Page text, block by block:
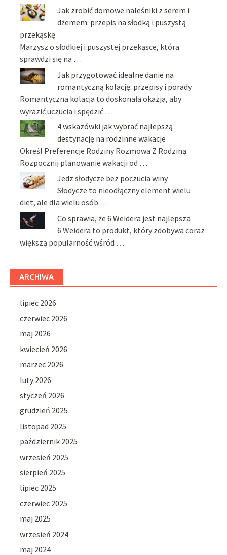
Jak zrobić domowe naleśniki z serem i
dżemem: przepis na słodką i puszystą
przekąskę
Marzysz o słodkiej i puszystej przekąsce, która
sprawdzi się na …
Jak przygotować idealne danie na
romantyczną kolację: przepisy i porady
Romantyczna kolacja to doskonała okazja, aby
wyrazić uczucia i spędzić …
4 wskazówki jak wybrać najlepszą
destynację na rodzinne wakacje
Określ Preferencje Rodziny Rozmowa Z Rodziną:
Rozpocznij planowanie wakacji od …
Jedz słodycze bez poczucia winy
Słodycze to nieodłączny element wielu
diet, ale dla wielu osób …
Co sprawia, że 6 Weidera jest najlepsza
6 Weidera to produkt, który zdobywa coraz
większą popularność wśród …
ARCHIWA
lipiec 2026
czerwiec 2026
maj 2026
kwiecień 2026
marzec 2026
luty 2026
styczeń 2026
grudzień 2025
listopad 2025
październik 2025
wrzesień 2025
sierpień 2025
lipiec 2025
czerwiec 2025
maj 2025
wrzesień 2024
maj 2024